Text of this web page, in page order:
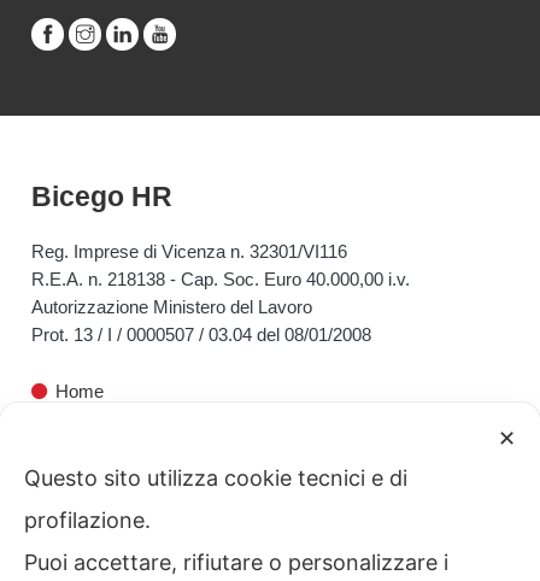
Bicego HR
Reg. Imprese di Vicenza n. 32301/VI116
R.E.A. n. 218138 - Cap. Soc. Euro 40.000,00 i.v.
Autorizzazione Ministero del Lavoro
Prot. 13 / I / 0000507 / 03.04 del 08/01/2008
Home
✕
Questo sito utilizza cookie tecnici e di
profilazione.
Puoi accettare, rifiutare o personalizzare i